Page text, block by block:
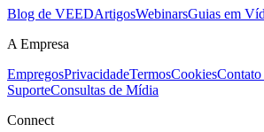
Blog de VEEDArtigosWebinarsGuias em
A Empresa
EmpregosPrivacidadeTermosCookies
SuporteConsultas de Mídia
Connect